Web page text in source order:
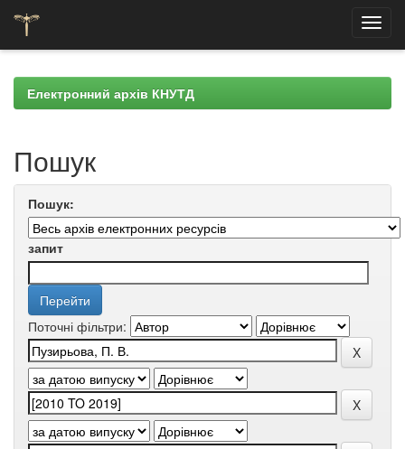
navigationЕлектронний архів КНУТД
Пошук
Пошук:
запит
Поточні фільтри: